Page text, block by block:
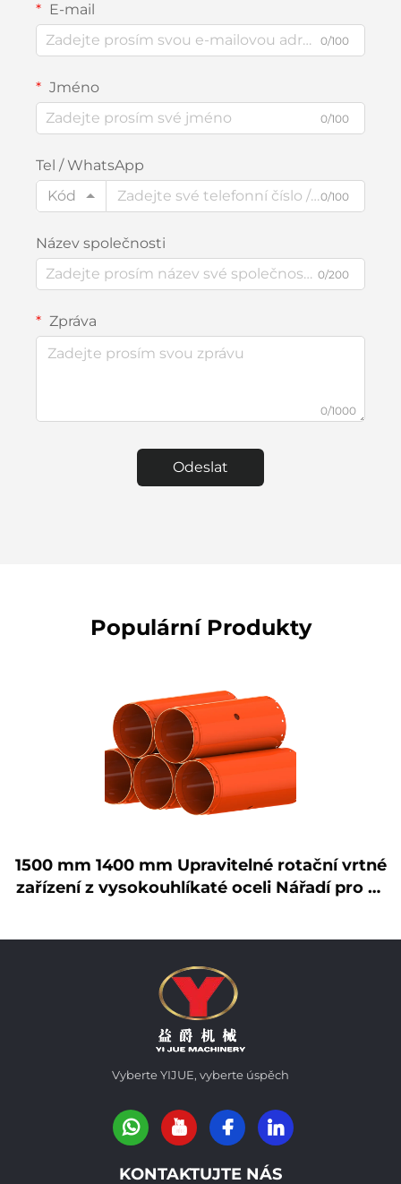
E-mail
0/100
Jméno
0/100
Tel / WhatsApp
Kód
0/100
Název společnosti
0/200
Zpráva
0/1000
Odeslat
Populární Produkty
vrtné
vr
Vrtací kbelík s vrtacími zuby pro
n otevřeného typu
Vyberte YIJUE, vyberte úspěch
KONTAKTUJTE NÁS